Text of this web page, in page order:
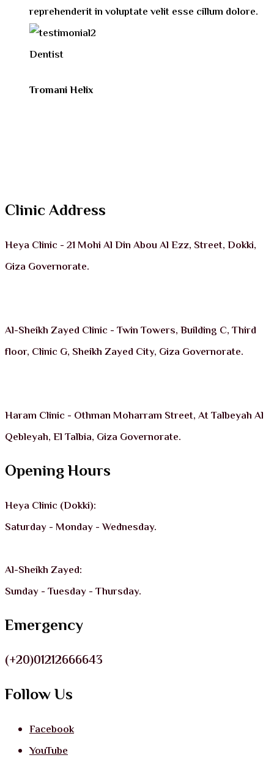
reprehenderit in voluptate velit esse cillum dolore.
Dentist
Tromani Helix
Clinic Address
Heya Clinic - 21 Mohi Al Din Abou Al Ezz, Street, Dokki,
Giza Governorate.
Al-Sheikh Zayed Clinic - Twin Towers, Building C, Third
floor, Clinic G, Sheikh Zayed City, Giza Governorate.
Haram Clinic - Othman Moharram Street, At Talbeyah Al
Qebleyah, El Talbia, Giza Governorate.
Opening Hours
Heya Clinic (Dokki):
Saturday - Monday - Wednesday.
Al-Sheikh Zayed:
Sunday - Tuesday - Thursday.
Emergency
(+20)01212666643
Follow Us
Facebook
YouTube